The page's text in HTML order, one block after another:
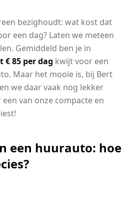
bezighoudt: wat kost dat
een dag? Laten we meteen
Gemiddeld ben je in
€ 85 per dag kwijt voor een
Maar het mooie is, bij Bert
we daar vaak nog lekker
van onze compacte en
een huurauto: hoe